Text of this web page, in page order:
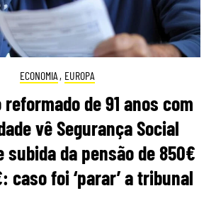
ECONOMIA , EUROPA
de 91 anos com
vê Segurança Social
da pensão de 850€
caso foi ‘parar’ a tribunal